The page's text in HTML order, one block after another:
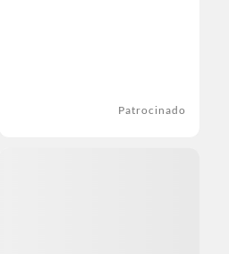
Patrocinado